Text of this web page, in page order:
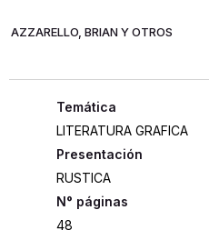
AZZARELLO, BRIAN Y OTROS
LITERATURA GRAFICA
Presentación
RUSTICA
48